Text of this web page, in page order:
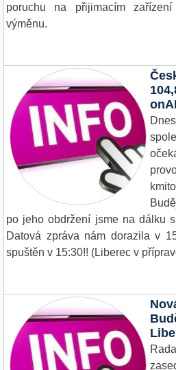
poruchu na přijimacím
výměnu.
po jeho obdržení jsme na dálku
Datová zpráva nám dorazila v
spuštěn v 15:30!! (Liberec v